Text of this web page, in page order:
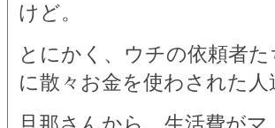
けど。
とにかく、ウチの依頼者
に散々お金を使わされた